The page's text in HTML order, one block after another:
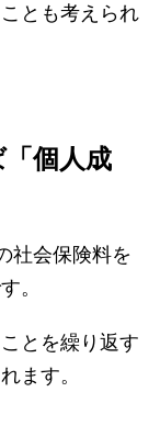
とも考えられ
個人成
社会保険料を
。
とを繰り返す
ます。